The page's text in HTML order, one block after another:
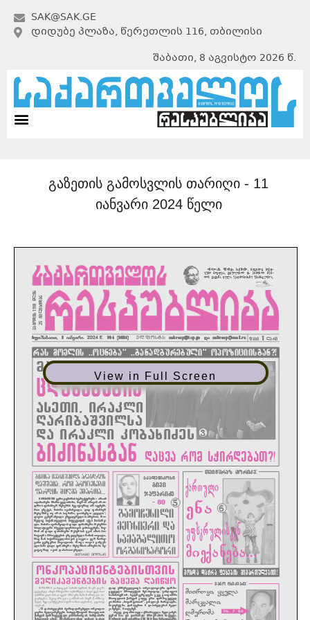
SAK@SAK.GE
ᲓᲘᲓᲣᲑᲔ ᲞᲚᲐᲖᲐ, ᲬᲔᲠᲔᲗᲚᲘᲡ 116, ᲗᲑᲘᲚᲘᲡᲘ
შაბათი, 8 აგვისტო 2026 წ.
გაზეთის გამოსვლის თარიღი - 11
იანვარი 2024 წელი
View in Full Screen